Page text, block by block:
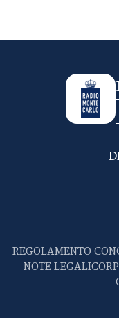
REGOLAMENTO
NOTE LEGALI